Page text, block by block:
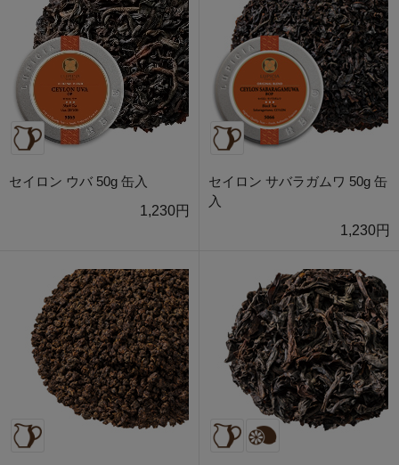
セイロン ウバ 50g 缶入
1,230円
セイロン サバラガムワ 50g 缶
入
1,230円